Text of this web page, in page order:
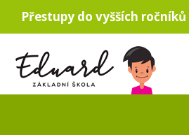
Přestupy do vyšších ročníků